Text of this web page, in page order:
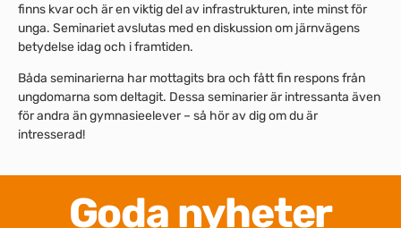
finns kvar och är en viktig del av infrastrukturen, inte minst för
unga. Seminariet avslutas med en diskussion om järnvägens
betydelse idag och i framtiden.
Båda seminarierna har mottagits bra och fått fin respons från
ungdomarna som deltagit. Dessa seminarier är intressanta även
för andra än gymnasieelever – så hör av dig om du är
intresserad!
Goda nyheter